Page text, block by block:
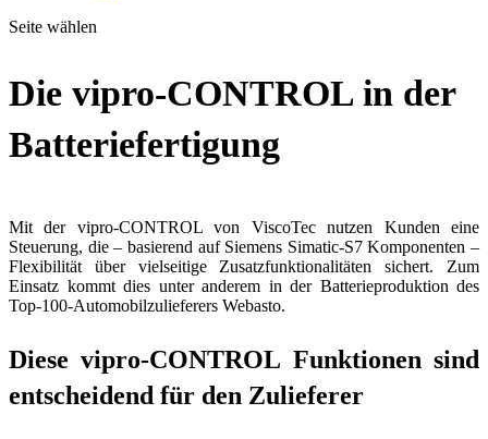
Seite wählen
Die vipro-CONTROL in der
Batteriefertigung
Mit der vipro-CONTROL von ViscoTec nutzen Kunden eine
Steuerung, die – basierend auf Siemens Simatic-S7 Komponenten –
Flexibilität über vielseitige Zusatzfunktionalitäten sichert. Zum
Einsatz kommt dies unter anderem in der Batterieproduktion des
Top-100-Automobilzulieferers Webasto.
Diese vipro-CONTROL Funktionen sind
entscheidend für den Zulieferer